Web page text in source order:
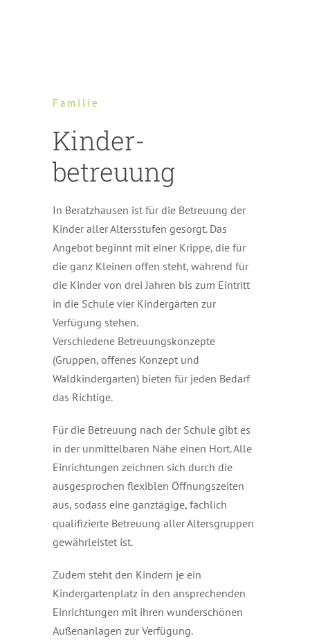
Familie
Kinder-
betreuung
In Beratzhausen ist für die Betreuung der
Kinder aller Altersstufen gesorgt. Das
Angebot beginnt mit einer Krippe, die für
die ganz Kleinen offen steht, während für
die Kinder von drei Jahren bis zum Eintritt
in die Schule vier Kindergärten zur
Verfügung stehen.
Verschiedene Betreuungskonzepte
(Gruppen, offenes Konzept und
Waldkindergarten) bieten für jeden Bedarf
das Richtige.
Für die Betreuung nach der Schule gibt es
in der unmittelbaren Nähe einen Hort. Alle
Einrichtungen zeichnen sich durch die
ausgesprochen flexiblen Öffnungszeiten
aus, sodass eine ganztägige, fachlich
qualifizierte Betreuung aller Altersgruppen
gewährleistet ist.
Zudem steht den Kindern je ein
Kindergartenplatz in den ansprechenden
Einrichtungen mit ihren wunderschönen
Außenanlagen zur Verfügung.